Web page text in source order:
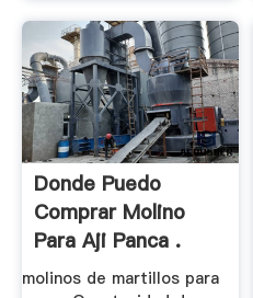
Donde Puedo
Comprar Molino
Para Aji Panca .
molinos de martillos para